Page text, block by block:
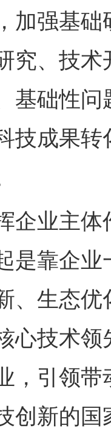
加强基
究、技
基础性
技成果
业主体
是靠企
、生态
心技术
，引领
创新的